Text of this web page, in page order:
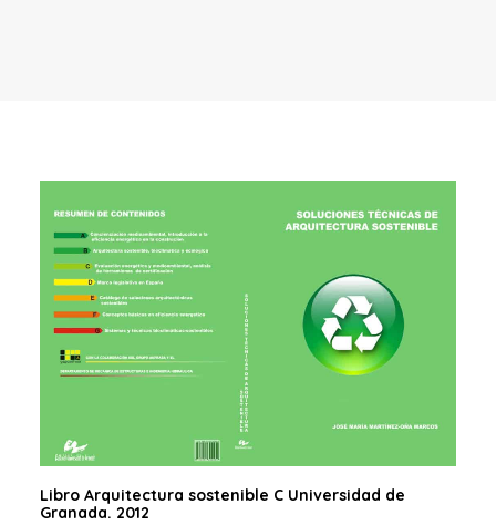
Libro Arquitectura sostenible C Universidad de
Granada. 2012